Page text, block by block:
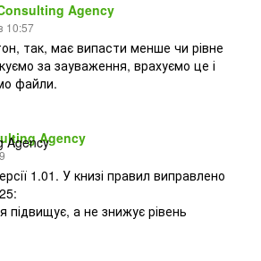
Agency
10:57
так, має випасти менше чи рівне
за зауваження, врахуємо це і
файли.
Agency
1.01. У книзі правил виправлено
підвищує, а не знижує рівень